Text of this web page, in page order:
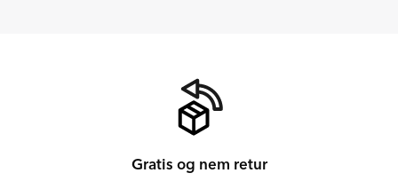
Gratis og nem retur